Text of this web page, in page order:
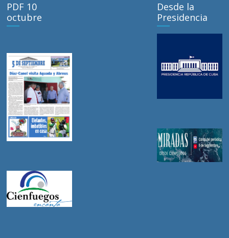
PDF 10
octubre
Desde la
Presidencia